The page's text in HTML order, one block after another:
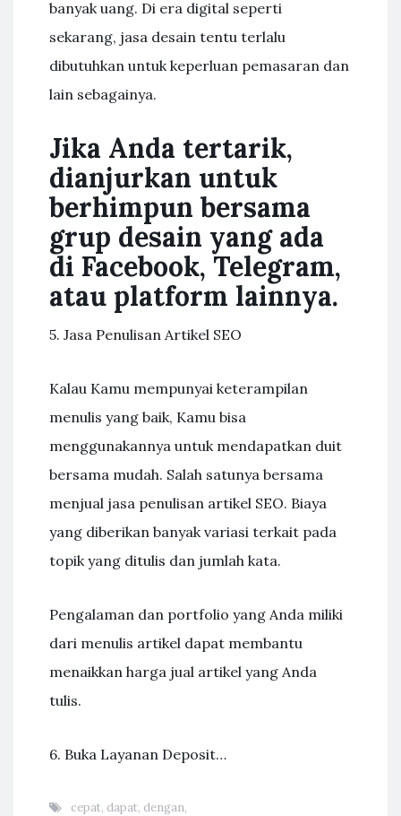
banyak uang. Di era digital seperti
sekarang, jasa desain tentu terlalu
dibutuhkan untuk keperluan pemasaran dan
lain sebagainya.
Jika Anda tertarik,
dianjurkan untuk
berhimpun bersama
grup desain yang ada
di Facebook, Telegram,
atau platform lainnya.
5. Jasa Penulisan Artikel SEO
Kalau Kamu mempunyai keterampilan
menulis yang baik, Kamu bisa
menggunakannya untuk mendapatkan duit
bersama mudah. Salah satunya bersama
menjual jasa penulisan artikel SEO. Biaya
yang diberikan banyak variasi terkait pada
topik yang ditulis dan jumlah kata.
Pengalaman dan portfolio yang Anda miliki
dari menulis artikel dapat membantu
menaikkan harga jual artikel yang Anda
tulis.
6. Buka Layanan Deposit…
cepat, dapat, dengan,